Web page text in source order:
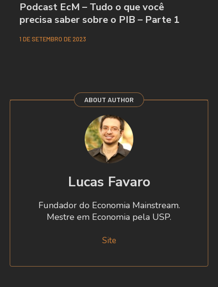
Podcast EcM – Tudo o que você
precisa saber sobre o PIB – Parte 1
1 DE SETEMBRO DE 2023
ABOUT AUTHOR
Lucas Favaro
Fundador do Economia Mainstream.
Mestre em Economia pela USP.
Site